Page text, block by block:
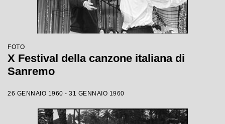
FOTO
X Festival della canzone italiana di
Sanremo
26 GENNAIO 1960 - 31 GENNAIO 1960